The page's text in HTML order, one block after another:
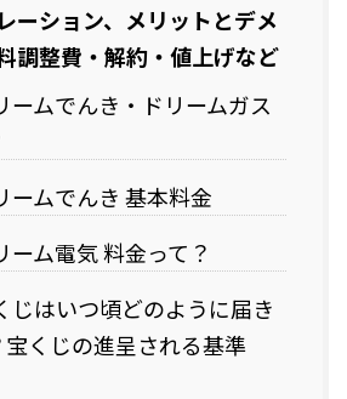
ーション、メリットとデメ
調整費・解約・値上げなど
ームでんき・ドリームガス
ームでんき 基本料金
ーム電気 料金って？
じはいつ頃どのように届き
宝くじの進呈される基準